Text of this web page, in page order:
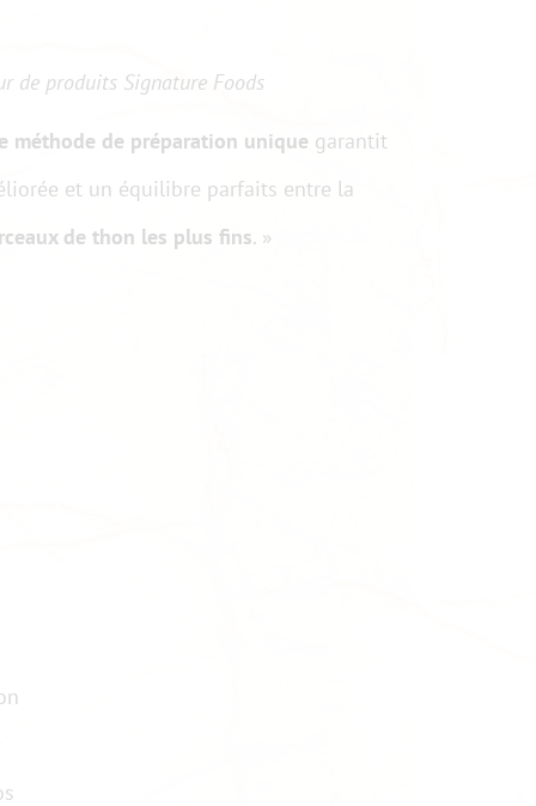
de produits Signature Foods
méthode de préparation unique garantit
et un équilibre parfaits entre la
de thon les plus fins. »